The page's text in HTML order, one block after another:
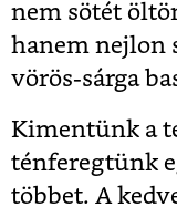
nem sötét
hanem nejlon
vörös-sárga
Kimentünk a
ténferegtünk
többet. A